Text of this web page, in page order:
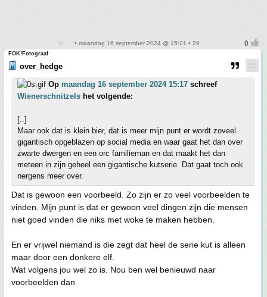
• maandag 16 september 2024 @ 15:21 • 29
FOK!Fotograaf
over_hedge
Op maandag 16 september 2024 15:17 schreef
Wienerschnitzels het volgende:
[..]
Maar ook dat is klein bier, dat is meer mijn punt er wordt zoveel
gigantisch opgeblazen op social media en waar gaat het dan over
zwarte dwergen en een orc familieman en dat maakt het dan
meteen in zijn geheel een gigantische kutserie. Dat gaat toch ook
nergens meer over.
Dat is gewoon een voorbeeld. Zo zijn er zo veel voorbeelden te
vinden. Mijn punt is dat er gewoon veel dingen zijn die mensen
niet goed vinden die niks met woke te maken hebben.
En er vrijwel niemand is die zegt dat heel de serie kut is alleen
maar door een donkere elf.
Wat volgens jou wel zo is. Nou ben wel benieuwd naar
voorbeelden dan